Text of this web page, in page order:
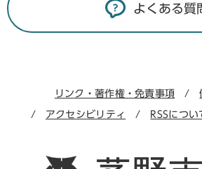
よくある質
リンク・著作権・免責事項
アクセシビリティ RSSについ